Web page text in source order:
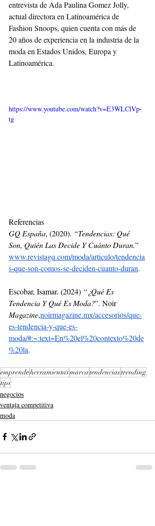
entrevista de Ada Paulina Gomez Jolly,
actual directora en Latinoamérica de
Fashion Snoops, quien cuenta con más de
20 años de experiencia en la industria de la
moda en Estados Unidos, Europa y
Latinoamérica.
https://www.youtube.com/watch?v=E3WLClVp-
tg
Referencias
GQ España, (2020). “Tendencias: Qué
Son, Quién Las Decide Y Cuánto Duran.”
www.revistagq.com/moda/articulo/tendencia
s-que-son-comos-se-deciden-cuanto-duran.
Escobar, Isamar. (2024) “¿Qué Es
Tendencia Y Qué Es Moda?”. Noir
Magazine,noirmagazine.mx/accesorios/que-
es-tendencia-y-que-es-
moda/#:~:text=En%20el%20contexto%20de
%20la.
emprendeherramientasmarcatendenciastrending
tips
negocios
ventaja competitiva
moda